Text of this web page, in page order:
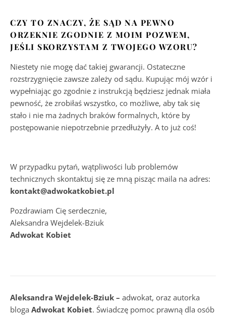
CZY TO ZNACZY, ŻE SĄD NA PEWNO
ORZEKNIE ZGODNIE Z MOIM POZWEM,
JEŚLI SKORZYSTAM Z TWOJEGO WZORU?
Niestety nie mogę dać takiej gwarancji. Ostateczne
rozstrzygnięcie zawsze zależy od sądu. Kupując mój wzór i
wypełniając go zgodnie z instrukcją będziesz jednak miała
pewność, że zrobiłaś wszystko, co możliwe, aby tak się
stało i nie ma żadnych braków formalnych, które by
postępowanie niepotrzebnie przedłużyły. A to już coś!
W przypadku pytań, wątpliwości lub problemów
technicznych skontaktuj się ze mną pisząc maila na adres:
kontakt@adwokatkobiet.pl
Pozdrawiam Cię serdecznie,
Aleksandra Wejdelek-Bziuk
Adwokat Kobiet
Aleksandra Wejdelek-Bziuk – adwokat, oraz autorka
bloga Adwokat Kobiet. Świadczę pomoc prawną dla osób